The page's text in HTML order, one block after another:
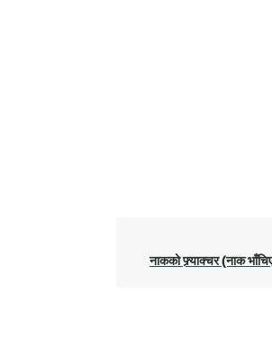
नाकको फ्र्याक्चर (नाक